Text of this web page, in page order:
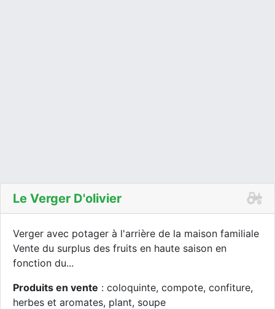
Le Verger D'olivier
Verger avec potager à l'arrière de la maison familiale
Vente du surplus des fruits en haute saison en
fonction du...
Produits en vente : coloquinte, compote, confiture,
herbes et aromates, plant, soupe